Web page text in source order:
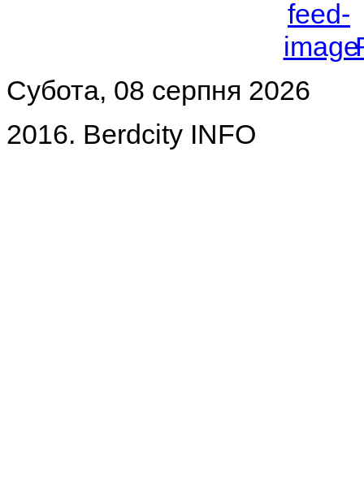
Субота, 08 серпня 2026
2016. Berdcity INFO